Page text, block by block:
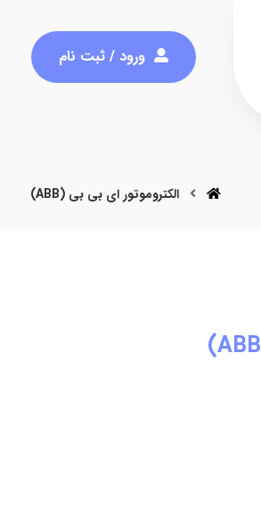
ورود / ثبت نام
الکتروموتور ای بی بی (ABB)